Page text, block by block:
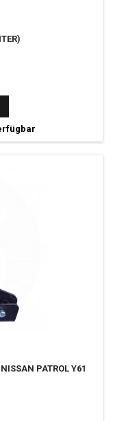
PATROL Y61